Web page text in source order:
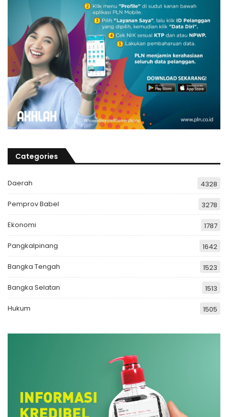
Categories
Daerah 4328
Pemprov Babel 3278
Ekonomi 1787
Pangkalpinang 1642
Bangka Tengah 1523
Bangka Selatan 1513
Hukum 1505